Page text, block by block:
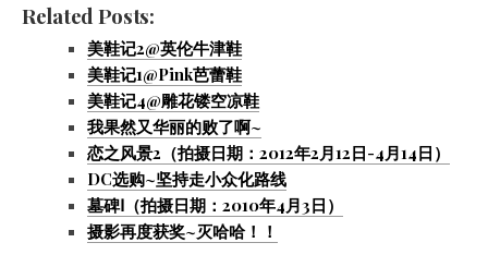
Related Posts:
美鞋记2@英伦牛津鞋
美鞋记1@Pink芭蕾鞋
美鞋记4@雕花镂空凉鞋
我果然又华丽的败了啊~
恋之风景2（拍摄日期：2012年2月12日-4月14日）
DC选购~坚持走小众化路线
墓碑Ⅰ（拍摄日期：2010年4月3日）
摄影再度获奖~灭哈哈！！